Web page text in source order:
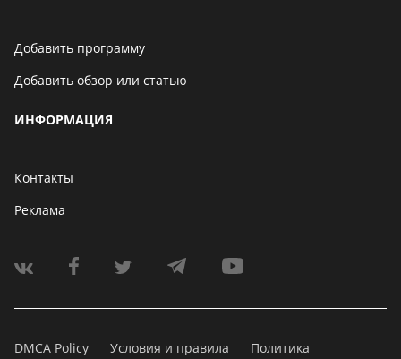
Добавить программу
Добавить обзор или статью
ИНФОРМАЦИЯ
Контакты
Реклама
DMCA Policy Условия и правила Политика